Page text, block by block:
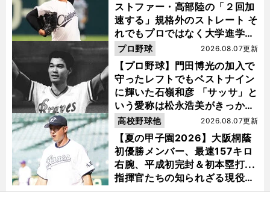
ストファー・高部陸の「２回加
速する」規格外のストレート そ
れでもプロではなく大学進学を
選ぶ理由
【プロ野球】門田博光の加入で
守ったレフトでもベストナイン
に輝いた石嶺和彦 「サッサ」と
いう愛称は松永浩美がきっか
け？
2026.08.07更新
プロ野球
【夏の甲子園2026】大阪桐蔭
初優勝メンバー、最速157キロ
右腕、平成初完封＆初本塁打...
指揮官たちの知られざる現役時
代
2026.08.07更新
高校野球他